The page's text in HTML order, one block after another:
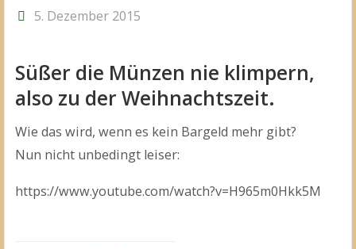
5. Dezember 2015
Süßer die Münzen nie klimpern,
also zu der Weihnachtszeit.
Wie das wird, wenn es kein Bargeld mehr gibt?
Nun nicht unbedingt leiser:
https://www.youtube.com/watch?v=H965m0Hkk5M